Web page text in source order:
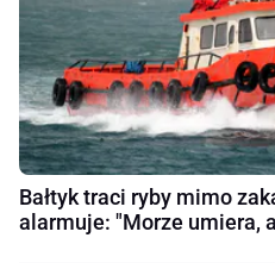
Bałtyk traci ryby mimo
alarmuje: "Morze umiera,